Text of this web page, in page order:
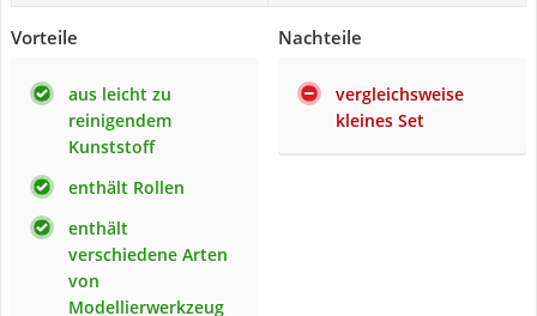
Vorteile
aus leicht zu
reinigendem
Kunststoff
enthält Rollen
enthält
verschiedene Arten
von
Modellierwerkzeug
Nachteile
vergleichsweise
kleines Set